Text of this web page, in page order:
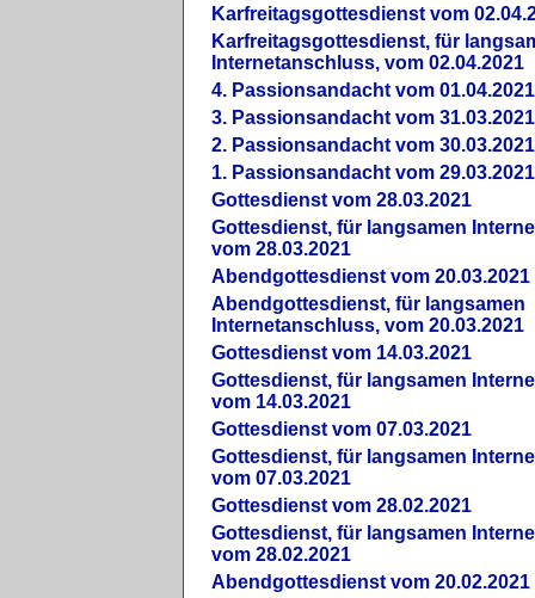
Karfreitagsgottesdienst vom
Karfreitagsgottesdienst, für
Internetanschluss, vom 02.04.2021
4. Passionsandacht vom 01.04.2021
3. Passionsandacht vom 31.03.2021
2. Passionsandacht vom 30.03.2021
1. Passionsandacht vom 29.03.2021
Gottesdienst vom 28.03.2021
Gottesdienst, für langsamen
vom 28.03.2021
Abendgottesdienst vom 20.03.2021
Abendgottesdienst, für langsamen
Internetanschluss, vom 20.03.2021
Gottesdienst vom 14.03.2021
Gottesdienst, für langsamen
vom 14.03.2021
Gottesdienst vom 07.03.2021
Gottesdienst, für langsamen
vom 07.03.2021
Gottesdienst vom 28.02.2021
Gottesdienst, für langsamen
vom 28.02.2021
Abendgottesdienst vom 20.02.2021